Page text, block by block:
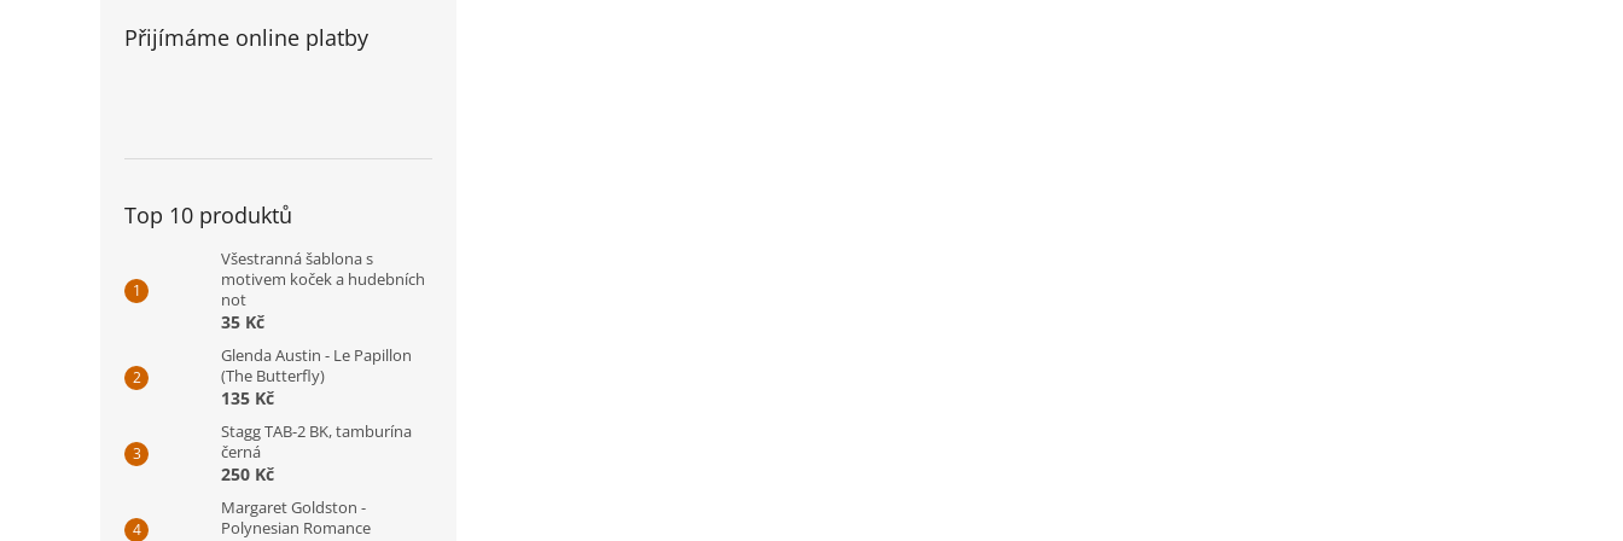
Přijímáme online platby
Top 10 produktů
Všestranná šablona s
motivem koček a hudebních
not
35 Kč
Glenda Austin - Le Papillon
(The Butterfly)
135 Kč
Stagg TAB-2 BK, tamburína
černá
250 Kč
Margaret Goldston -
Polynesian Romance